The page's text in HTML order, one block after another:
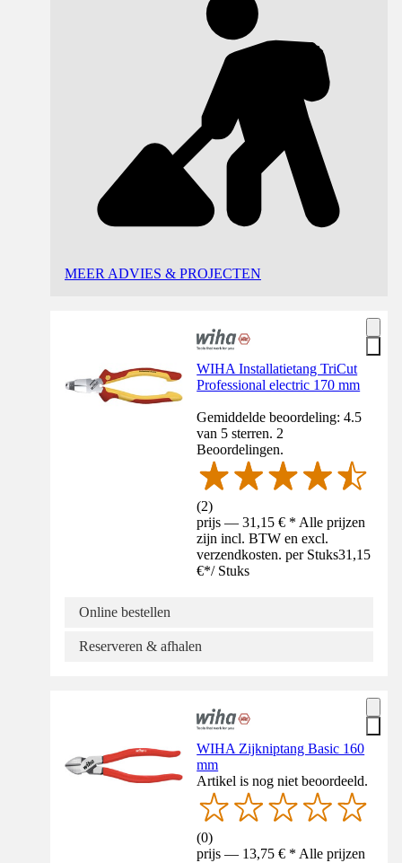
MEER ADVIES & PROJECTEN
WIHA Installatietang TriCut
Professional electric 170 mm
Gemiddelde beoordeling: 4.5
van 5 sterren. 2
Beoordelingen.
(2)
prijs — 31,15 € * Alle prijzen
zijn incl. BTW en excl.
verzendkosten. per Stuks31,15
€*/ Stuks
Online bestellen
Reserveren & afhalen
WIHA Zijkniptang Basic 160
mm
Artikel is nog niet beoordeeld.
(0)
prijs — 13,75 € * Alle prijzen